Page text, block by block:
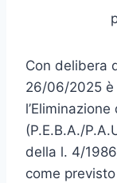
Con delibera
26/06/2025
(P.E.B.A./
della l. 4/
come